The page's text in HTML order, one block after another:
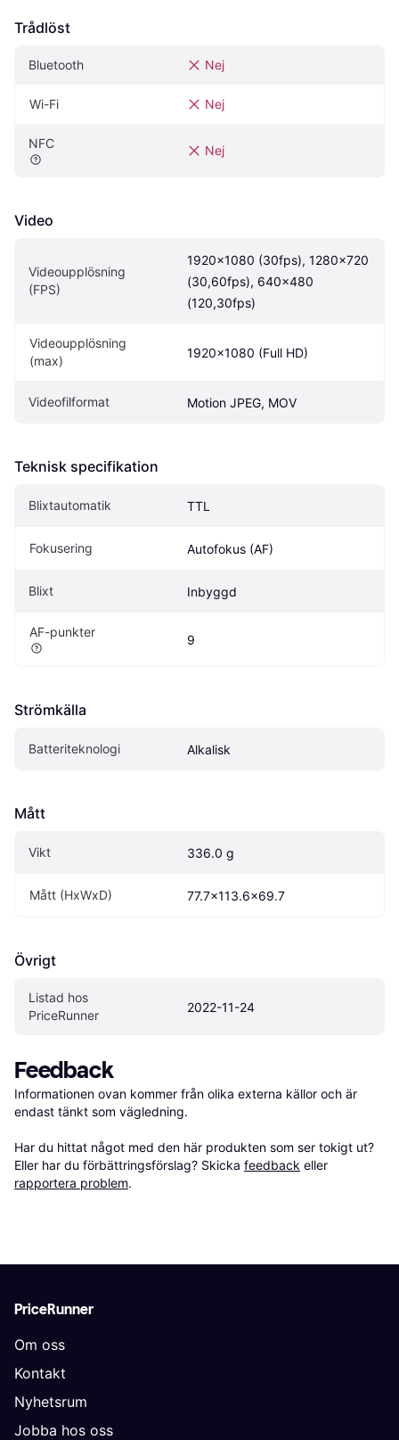
Trådlöst
Bluetooth Nej
Wi-Fi Nej
NFC Nej
Video
Videoupplösning
(FPS)
1920x1080 (30fps), 1280x720
(30,60fps), 640x480
(120,30fps)
Videoupplösning
(max)
1920x1080 (Full HD)
Videofilformat Motion JPEG, MOV
Teknisk specifikation
Blixtautomatik TTL
Fokusering Autofokus (AF)
Blixt Inbyggd
AF-punkter
9
Strömkälla
Batteriteknologi Alkalisk
Mått
Vikt 336.0 g
Mått (HxWxD) 77.7x113.6x69.7
Övrigt
Listad hos
PriceRunner
2022-11-24
Feedback
Informationen ovan kommer från olika externa källor och är
endast tänkt som vägledning.
Har du hittat något med den här produkten som ser tokigt ut?
Eller har du förbättringsförslag? Skicka feedback eller
rapportera problem.
PriceRunner
Om oss
Kontakt
Nyhetsrum
Jobba hos oss